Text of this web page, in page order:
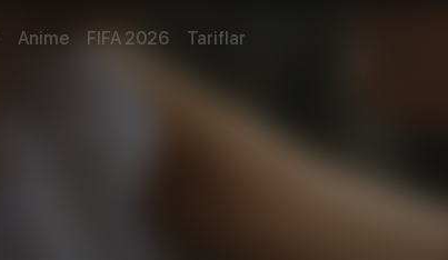
Anime FIFA 2026 Tariflar